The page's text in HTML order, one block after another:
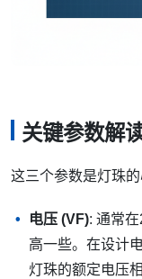
关键参数解
这三个参数是灯珠的
电压 (VF): 通常
高一些。在设计
灯珠的额定电压相